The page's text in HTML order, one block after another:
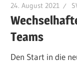
24. August 2021
Teams
Den Start in die